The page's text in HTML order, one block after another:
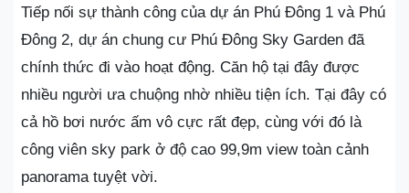
Tiếp nối sự thành công của dự án Phú Đông 1 và Phú
Đông 2, dự án chung cư Phú Đông Sky Garden đã
chính thức đi vào hoạt động. Căn hộ tại đây được
nhiều người ưa chuộng nhờ nhiều tiện ích. Tại đây có
cả hồ bơi nước ấm vô cực rất đẹp, cùng với đó là
công viên sky park ở độ cao 99,9m view toàn cảnh
panorama tuyệt vời.